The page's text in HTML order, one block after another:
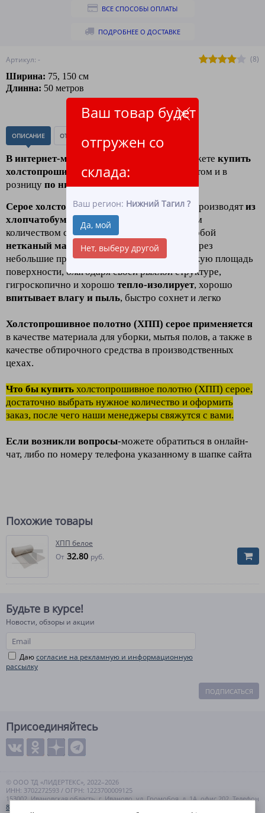
Ваш товар будет
отгружен со
склада:
Ваш регион: Нижний Тагил ?
Да, мой
Нет, выберу другой
Артикул: -
(8)
Ширина: 75, 150 см
Длинна: 50 метров
ВСЕ СПОСОБЫ ОПЛАТЫ
ПОДРОБНЕЕ О ДОСТАВКЕ
ОПИСАНИЕ ОТЗЫВЫ
В интернет-магазине "ЛидерТекс" вы можете купить
холстопрошивное полотно (хпп) серое
оптом и в
розницу по низким ценам.
Серое холстопрошивное полотно (ХПП) производятиз
хлопчатобумажного сырья
с минимальным
количеством синтетики, оно представляет собой
нетканый массивволокон, скреплённый через
небольшие промежутки швами, имеет высокую площадь
поверхности, благодаря своей рыхлой структуре,
гигроскопично и хорошо тепло-изолирует, хорошо
впитывает влагу и пыль, быстро сохнет и легко
Холстопрошивное полотно (ХПП) серое применяется
в качестве материала для уборки, мытья полов, а также в
качестве обтирочного средства в производственных
цехах.
Что бы купить холстопрошивное полотно (ХПП) серое,
достаточно выбрать нужное количество и оформить
заказ, после чего наши менеджеры свяжутся с вами.
Если возникли вопросы-можете обратиться в онлайн-
чат, либо по номеру телефона указанному в шапке сайта
Похожие товары
ХПП белое
От 32.80 руб.
Будьте в курсе!
Новости, обзоры и акции
Даюсогласие на рекламную и информационную
рассылку
ПОДПИСАТЬСЯ
Присоединяйтесь
© ООО ТД «ЛИДЕРТЕКС», 2022–2026
ИНН: 3702272593 / ОГРН: 1223700009125
153002, Ивановская область, г. Иваново, ул. Громобоя, д. 1А, офис 202. Телефон
8 (800) 550-99-57